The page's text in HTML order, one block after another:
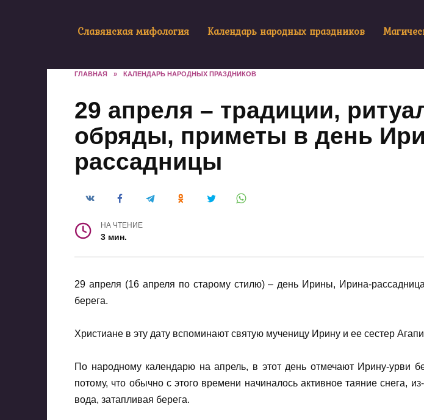
Славянская мифология Календарь народных праздников
ГЛАВНАЯ » КАЛЕНДАРЬ НАРОДНЫХ ПРАЗДНИКОВ
29 апреля – традиции,
обряды, приметы в день
рассадницы
НА ЧТЕНИЕ
3 мин.
29 апреля (16 апреля по старому стилю) – день Ирины, Ирина-
берега.
Христиане в эту дату вспоминают святую мученицу Ирину и ее сестер
По народному календарю на апрель, в этот день отмечают Ирину-урви
потому, что обычно с этого времени начиналось активное таяние снега,
вода, затапливая берега.